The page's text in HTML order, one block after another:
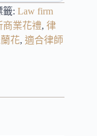
籤: Law firm
商業花禮, 律
花, 適合律師